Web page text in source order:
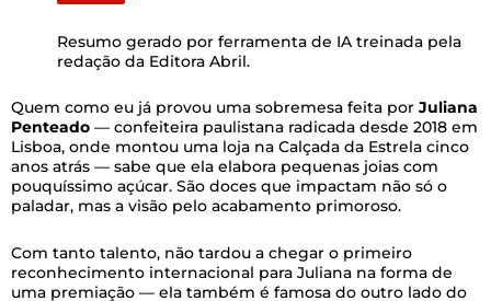
Resumo gerado por ferramenta de IA treinada pela
redação da Editora Abril.
Quem como eu já provou uma sobremesa feita por Juliana
Penteado — confeiteira paulistana radicada desde 2018 em
Lisboa, onde montou uma loja na Calçada da Estrela cinco
anos atrás — sabe que ela elabora pequenas joias com
pouquíssimo açúcar. São doces que impactam não só o
paladar, mas a visão pelo acabamento primoroso.
Com tanto talento, não tardou a chegar o primeiro
reconhecimento internacional para Juliana na forma de
uma premiação — ela também é famosa do outro lado do